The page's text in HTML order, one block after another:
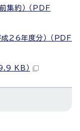
集約） （PDF
成26年度分） （PDF
KB）